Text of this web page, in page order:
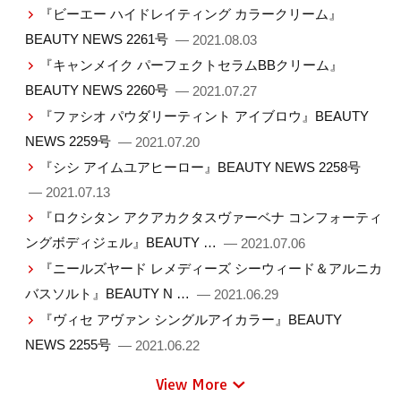
『ビーエー ハイドレイティング カラークリーム』
BEAUTY NEWS 2261号 — 2021.08.03
『キャンメイク パーフェクトセラムBBクリーム』
BEAUTY NEWS 2260号 — 2021.07.27
『ファシオ パウダリーティント アイブロウ』BEAUTY
NEWS 2259号 — 2021.07.20
『シシ アイムユアヒーロー』BEAUTY NEWS 2258号
— 2021.07.13
『ロクシタン アクアカクタスヴァーベナ コンフォーティ
ングボディジェル』BEAUTY … — 2021.07.06
『ニールズヤード レメディーズ シーウィード＆アルニカ
バスソルト』BEAUTY N … — 2021.06.29
『ヴィセ アヴァン シングルアイカラー』BEAUTY
NEWS 2255号 — 2021.06.22
View More